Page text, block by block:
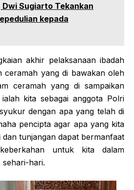
Dwi Sugiarto Tekankan
kepada
akhir pelaksanaan ibadah
ceramah yang di bawakan oleh
ceramah yang di sampaikan
kita sebagai anggota Polri
dengan apa yang telah di
pencipta agar apa yang kita
dan tunjangan dapat bermanfaat
untuk kita dalam
sehari-hari.